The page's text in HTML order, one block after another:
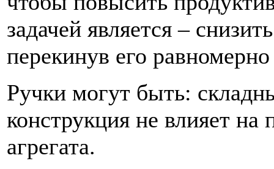
задачей является –
перекинув его
Ручки могут быть:
конструкция не влияет
агрегата.